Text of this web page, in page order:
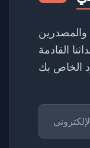
القادمة